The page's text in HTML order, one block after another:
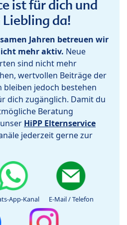
ist für dich und
da!
Jahren betreuen wir
mehr aktiv. Neue
sind nicht mehr
wertvollen Beiträge der
bleiben jedoch bestehen
dich zugänglich. Damit du
Beratung
HiPP Elternservice
jederzeit gerne zur
App-Kanal E-Mail / Telefon